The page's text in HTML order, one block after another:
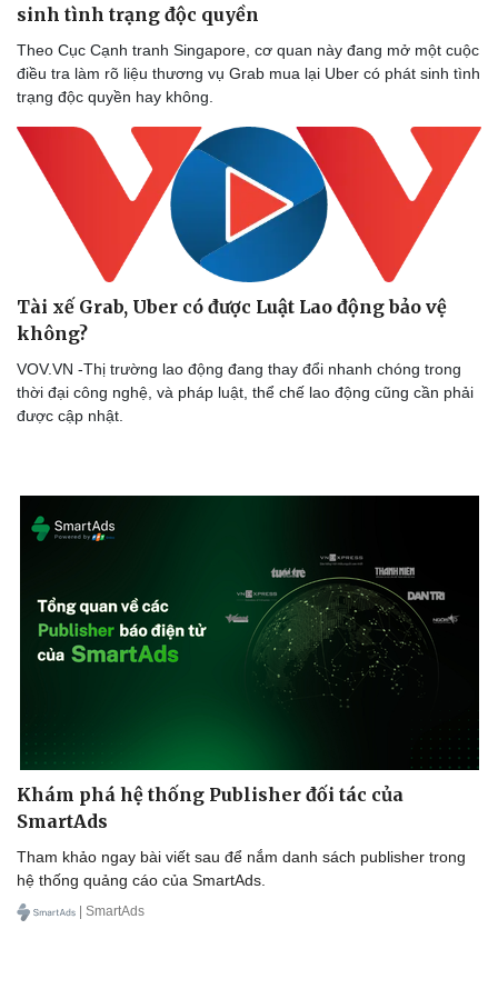
Thể thao
Bóng đá
Lịch thi đấu bóng đá
eSports
Hậu trường
Ô tô - Xe máy
Ô tô
sinh tình trạng độc quyền
Theo Cục Cạnh tranh Singapore, cơ quan này đang mở một cuộc
điều tra làm rõ liệu thương vụ Grab mua lại Uber có phát sinh tình
trạng độc quyền hay không.
Tài xế Grab, Uber có được Luật Lao động bảo vệ
không?
VOV.VN -Thị trường lao động đang thay đổi nhanh chóng trong
thời đại công nghệ, và pháp luật, thể chế lao động cũng cần phải
được cập nhật.
Khám phá hệ thống Publisher đối tác của
SmartAds
Tham khảo ngay bài viết sau để nắm danh sách publisher trong
hệ thống quảng cáo của SmartAds.
| SmartAds